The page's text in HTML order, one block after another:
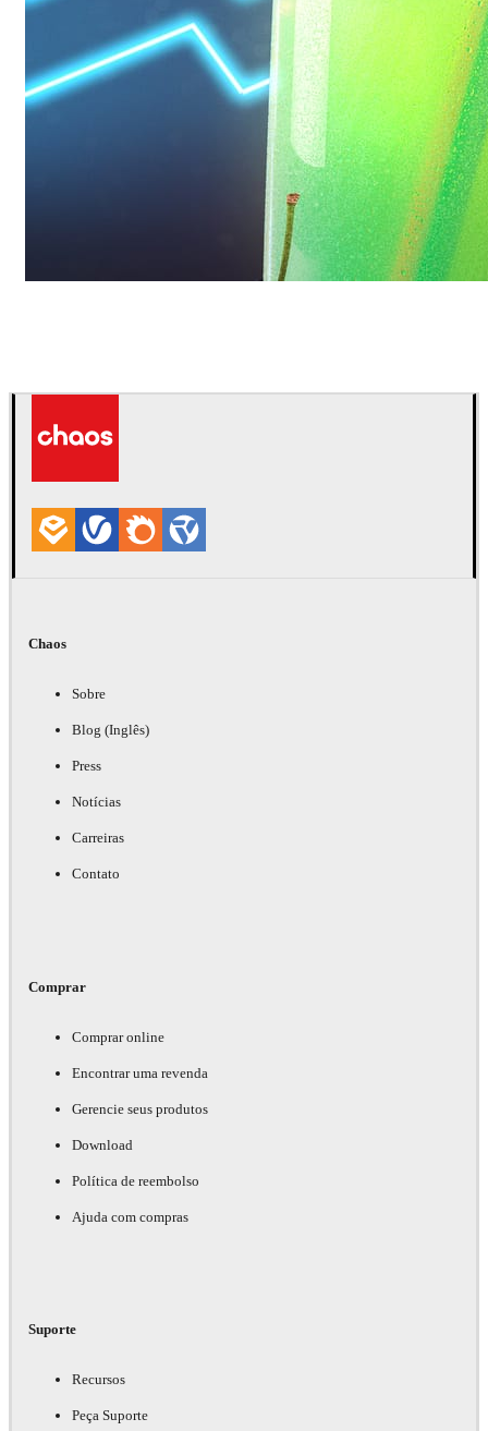
Chaos
Sobre
Blog (Inglês)
Press
Notícias
Carreiras
Contato
Comprar
Comprar online
Encontrar uma revenda
Gerencie seus produtos
Download
Política de reembolso
Ajuda com compras
Suporte
Recursos
Peça Suporte